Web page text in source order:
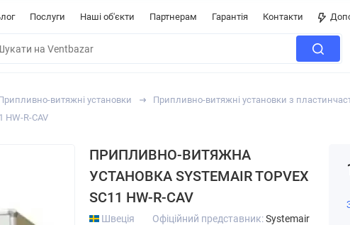
Послуги Наші об'єкти Партнерам Гарантія Контакти
витяжні установки
Припливно-витяжні установки з
HW-R-CAV
ПРИПЛИВНО-ВИТЯЖНА
УСТАНОВКА SYSTEMAIR TOPVEX
SC11 HW-R-CAV
Швеція Офіційний представник:Systemair